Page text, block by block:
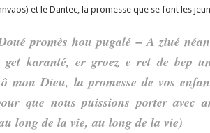
et le Dantec, la promesse que se font les
promès hou pugalé – A ziué
get karanté, er groez e ret de bep
ô mon Dieu, la promesse de vos
que nous puissions porter avec
long de la vie, au long de la vie)